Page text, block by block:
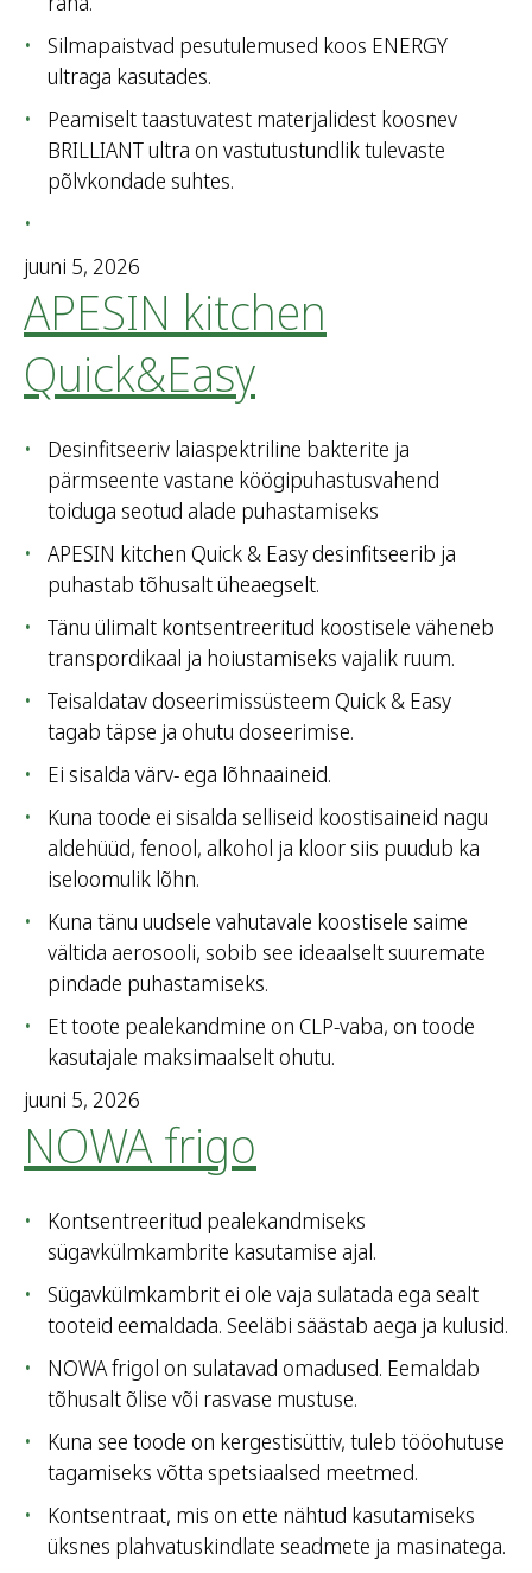
Silmapaistvad pesutulemused koos ENERGY
ultraga kasutades.
Peamiselt taastuvatest materjalidest koosnev
BRILLIANT ultra on vastutustundlik tulevaste
põlvkondade suhtes.
juuni 5, 2026
APESIN kitchen
Quick&Easy
Desinfitseeriv laiaspektriline bakterite ja
pärmseente vastane köögipuhastusvahend
toiduga seotud alade puhastamiseks
APESIN kitchen Quick & Easy desinfitseerib ja
puhastab tõhusalt üheaegselt.
Tänu ülimalt kontsentreeritud koostisele väheneb
transpordikaal ja hoiustamiseks vajalik ruum.
Teisaldatav doseerimissüsteem Quick & Easy
tagab täpse ja ohutu doseerimise.
Ei sisalda värv- ega lõhnaaineid.
Kuna toode ei sisalda selliseid koostisaineid nagu
aldehüüd, fenool, alkohol ja kloor siis puudub ka
iseloomulik lõhn.
Kuna tänu uudsele vahutavale koostisele saime
vältida aerosooli, sobib see ideaalselt suuremate
pindade puhastamiseks.
Et toote pealekandmine on CLP-vaba, on toode
kasutajale maksimaalselt ohutu.
juuni 5, 2026
NOWA frigo
Kontsentreeritud pealekandmiseks
sügavkülmkambrite kasutamise ajal.
Sügavkülmkambrit ei ole vaja sulatada ega sealt
tooteid eemaldada. Seeläbi säästab aega ja kulusid.
NOWA frigol on sulatavad omadused. Eemaldab
tõhusalt õlise või rasvase mustuse.
Kuna see toode on kergestisüttiv, tuleb tööohutuse
tagamiseks võtta spetsiaalsed meetmed.
Kontsentraat, mis on ette nähtud kasutamiseks
üksnes plahvatuskindlate seadmete ja masinatega.